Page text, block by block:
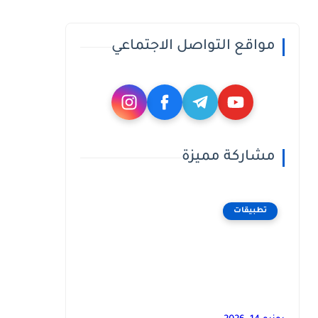
مواقع التواصل الاجتماعي
مشاركة مميزة
تطبيقات